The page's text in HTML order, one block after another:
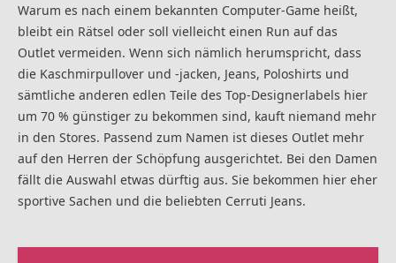
Warum es nach einem bekannten Computer-Game heißt,
bleibt ein Rätsel oder soll vielleicht einen Run auf das
Outlet vermeiden. Wenn sich nämlich herumspricht, dass
die Kaschmirpullover und -jacken, Jeans, Poloshirts und
sämtliche anderen edlen Teile des Top-Designerlabels hier
um 70 % günstiger zu bekommen sind, kauft niemand mehr
in den Stores. Passend zum Namen ist dieses Outlet mehr
auf den Herren der Schöpfung ausgerichtet. Bei den Damen
fällt die Auswahl etwas dürftig aus. Sie bekommen hier eher
sportive Sachen und die beliebten Cerruti Jeans.